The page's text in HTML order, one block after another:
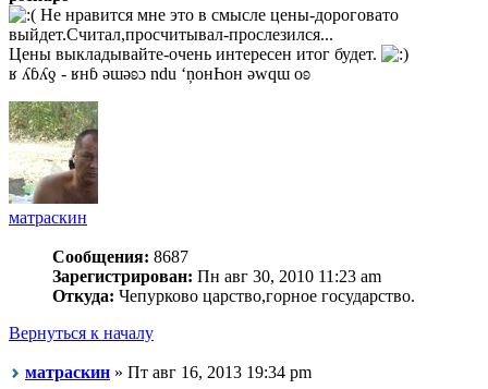
Не нравится мне это в смысле цены-дороговато
выйдет.Считал,просчитывал-прослезился...
Цены выкладывайте-очень интересен итог будет.
ʁ ʎɓʎƍ - ʁнɓ ǝɯǝʚɔ ndu ‘ņонҺон ǝwqɯ оʚ
матраскин
Сообщения: 8687
Зарегистрирован: Пн авг 30, 2010 11:23 am
Откуда: Чепурково царство,горное государство.
Вернуться к началу
матраскин » Пт авг 16, 2013 19:34 pm